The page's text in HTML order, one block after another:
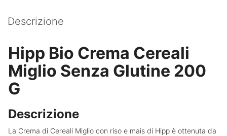
Descrizione
Hipp Bio Crema Cereali
Miglio Senza Glutine 200
G
Descrizione
La Crema di Cereali Miglio con riso e mais di Hipp è ottenuta da